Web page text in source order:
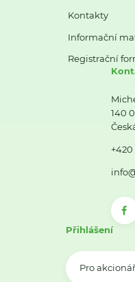
Kontakty
Informační
Registrační
140
+420
Přihlášení
Pro